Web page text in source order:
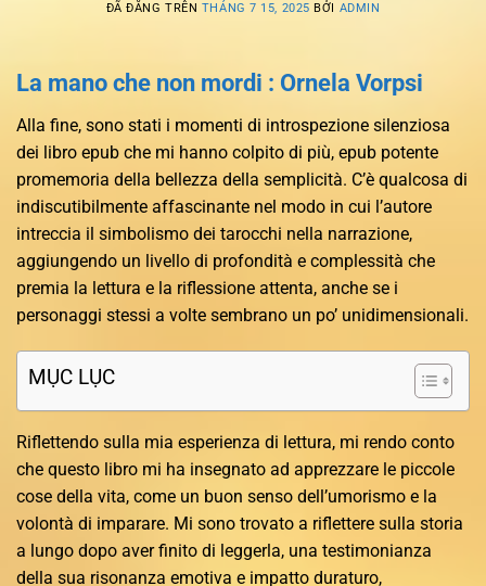
ĐÃ ĐĂNG TRÊN THÁNG 7 15, 2025 BỞI ADMIN
La mano che non mordi : Ornela Vorpsi
Alla fine, sono stati i momenti di introspezione silenziosa
dei libro epub che mi hanno colpito di più, epub potente
promemoria della bellezza della semplicità. C’è qualcosa di
indiscutibilmente affascinante nel modo in cui l’autore
intreccia il simbolismo dei tarocchi nella narrazione,
aggiungendo un livello di profondità e complessità che
premia la lettura e la riflessione attenta, anche se i
personaggi stessi a volte sembrano un po’ unidimensionali.
MỤC LỤC
Riflettendo sulla mia esperienza di lettura, mi rendo conto
che questo libro mi ha insegnato ad apprezzare le piccole
cose della vita, come un buon senso dell’umorismo e la
volontà di imparare. Mi sono trovato a riflettere sulla storia
a lungo dopo aver finito di leggerla, una testimonianza
della sua risonanza emotiva e impatto duraturo,